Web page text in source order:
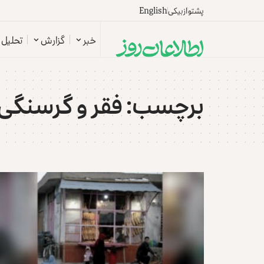
پشتوازبیکیEnglish
خبر گزارش تحلیل
برچسب:فقر و